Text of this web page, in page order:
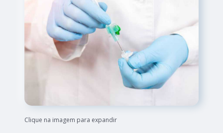
Clique na imagem para expandir